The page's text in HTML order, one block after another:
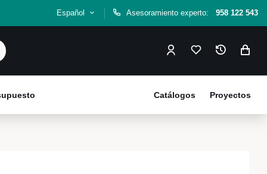
Español Asesoramiento experto: 958 122 543
Proyectos
Catálogos